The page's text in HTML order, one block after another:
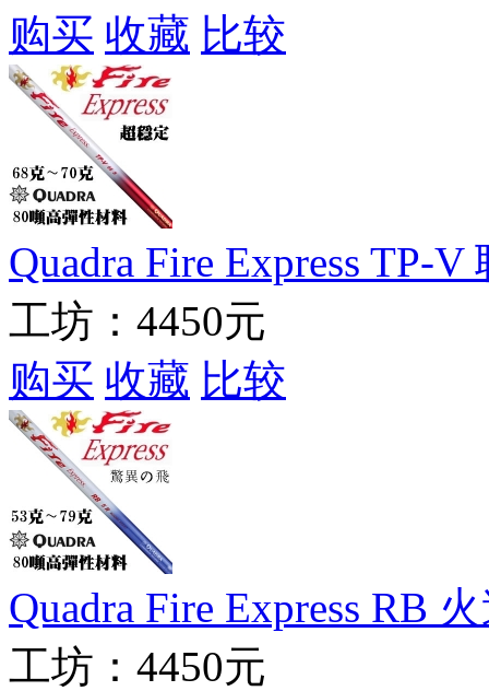
购买 收藏 比较
Quadra Fire Express TP-
工坊： 4450元
购买 收藏 比较
Quadra Fire Express RB
工坊： 4450元